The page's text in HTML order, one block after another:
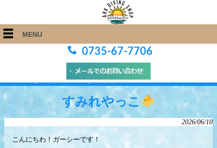
MENU
0735-67-7706
ARK Diving Shop 串本店 > Blog > すみれやっこ
すみれやっこ
2026/06/10
こんにちわ！ガーシーです！